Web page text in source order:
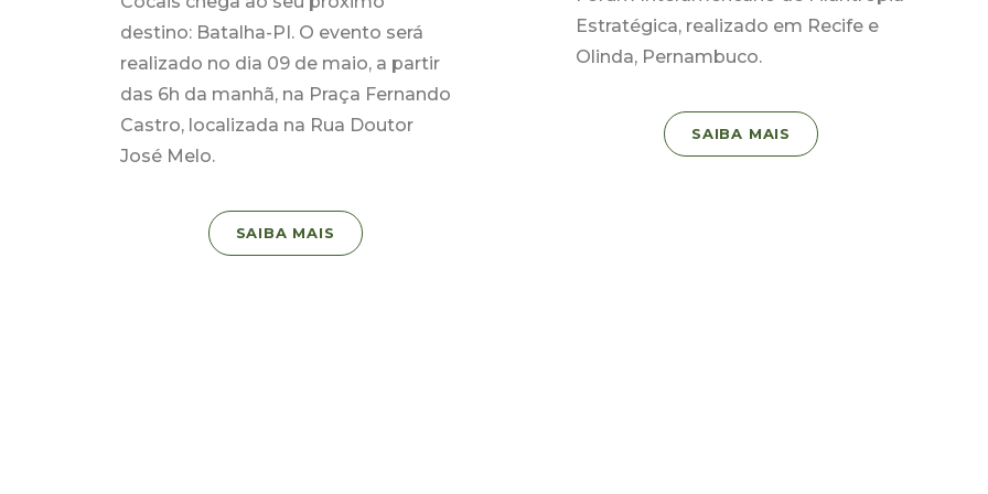
destino: Batalha-PI. O evento será
realizado no dia 09 de maio, a partir
das 6h da manhã, na Praça Fernando
Castro, localizada na Rua Doutor
José Melo.
SAIBA MAIS
Estratégica, realizado em Recife e
Olinda, Pernambuco.
SAIBA MAIS